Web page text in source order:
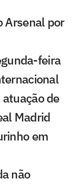
Arsenal por
feira
de
Madrid
em
não